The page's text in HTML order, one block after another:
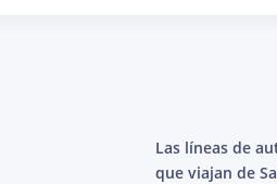
Las líneas de
que viajan de